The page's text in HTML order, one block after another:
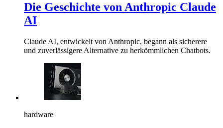
Die Geschichte von Anthropic Claude
AI
Claude AI, entwickelt von Anthropic, begann als sicherere
und zuverlässigere Alternative zu herkömmlichen Chatbots.
hardware